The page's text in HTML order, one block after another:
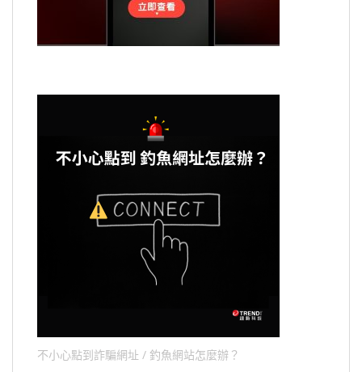
不小心點到詐騙網址 / 釣魚網站怎麼辦？